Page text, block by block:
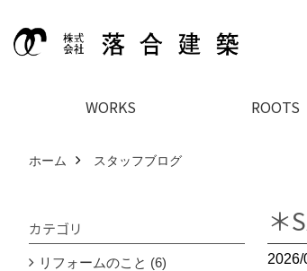
WORKS ROOTS
ホーム スタッフブログ
＊
2026/
カテゴリ
リフォームのこと (6)